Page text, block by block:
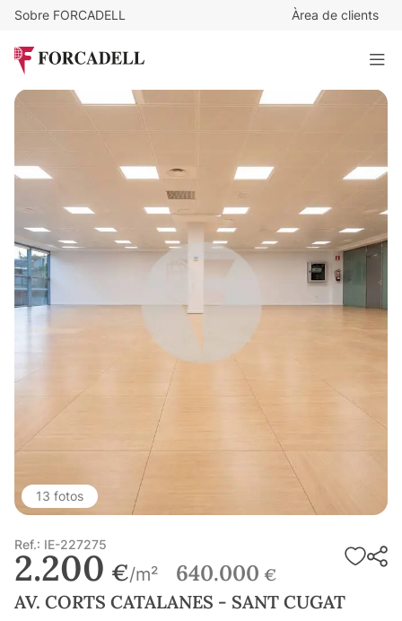
Sobre FORCADELL Àrea de clients
AV. CORTS CATALANES - SANT CUGAT
291 m²
13 fotos
Ref.: IE-227275
2.200 €/m² 640.000 €
AV. CORTS CATALANES - SANT CUGAT